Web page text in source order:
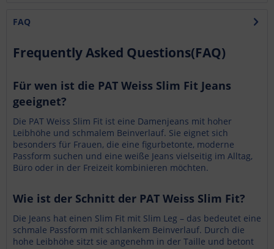
FAQ
Frequently Asked Questions(FAQ)
Für wen ist die PAT Weiss Slim Fit Jeans
geeignet?
Die PAT Weiss Slim Fit ist eine Damenjeans mit hoher
Leibhöhe und schmalem Beinverlauf. Sie eignet sich
besonders für Frauen, die eine figurbetonte, moderne
Passform suchen und eine weiße Jeans vielseitig im Alltag,
Büro oder in der Freizeit kombinieren möchten.
Wie ist der Schnitt der PAT Weiss Slim Fit?
Die Jeans hat einen Slim Fit mit Slim Leg – das bedeutet eine
schmale Passform mit schlankem Beinverlauf. Durch die
hohe Leibhöhe sitzt sie angenehm in der Taille und betont